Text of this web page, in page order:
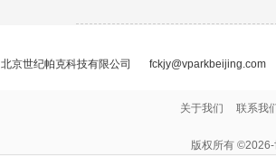
北京世纪帕克科技有限公司 fckjy@vparkbeijing.com
关于我们 联系我
版权所有